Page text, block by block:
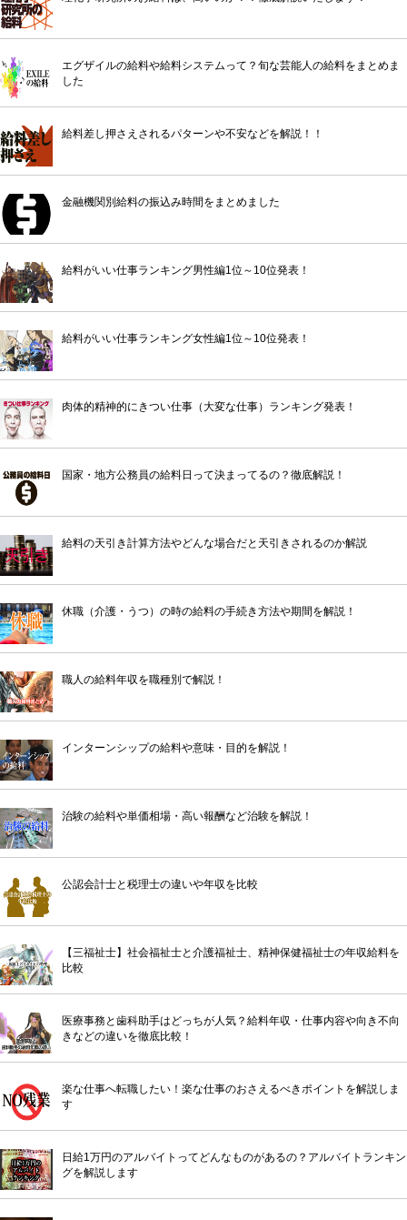
エグザイルの給料や給料システムって？旬な芸能人の給料をまとめま
した
給料差し押さえされるパターンや不安などを解説！！
金融機関別給料の振込み時間をまとめました
給料がいい仕事ランキング男性編1位～10位発表！
給料がいい仕事ランキング女性編1位～10位発表！
肉体的精神的にきつい仕事（大変な仕事）ランキング発表！
国家・地方公務員の給料日って決まってるの？徹底解説！
給料の天引き計算方法やどんな場合だと天引きされるのか解説
休職（介護・うつ）の時の給料の手続き方法や期間を解説！
職人の給料年収を職種別で解説！
インターンシップの給料や意味・目的を解説！
治験の給料や単価相場・高い報酬など治験を解説！
公認会計士と税理士の違いや年収を比較
【三福祉士】社会福祉士と介護福祉士、精神保健福祉士の年収給料を
比較
医療事務と歯科助手はどっちが人気？給料年収・仕事内容や向き不向
きなどの違いを徹底比較！
楽な仕事へ転職したい！楽な仕事のおさえるべきポイントを解説しま
す
日給1万円のアルバイトってどんなものがあるの？アルバイトランキン
グを解説します